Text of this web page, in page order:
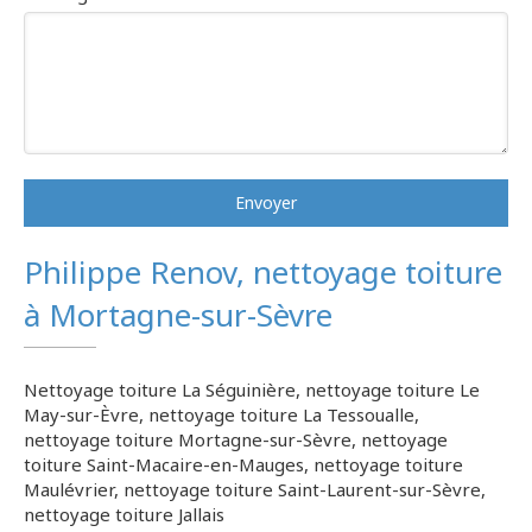
Envoyer
Philippe Renov, nettoyage toiture
à Mortagne-sur-Sèvre
Nettoyage toiture La Séguinière, nettoyage toiture Le
May-sur-Èvre, nettoyage toiture La Tessoualle,
nettoyage toiture Mortagne-sur-Sèvre, nettoyage
toiture Saint-Macaire-en-Mauges, nettoyage toiture
Maulévrier, nettoyage toiture Saint-Laurent-sur-Sèvre,
nettoyage toiture Jallais